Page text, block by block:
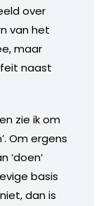
over
van het
maar
naast
zie ik om
Om ergens
‘doen’
basis
dan is